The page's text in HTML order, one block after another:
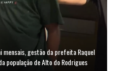
mensais, gestão da prefeita Raquel
população de Alto do Rodrigues